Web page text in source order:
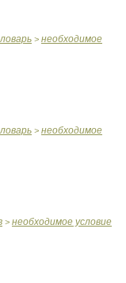
> необходимое
> необходимое
> необходимое условие